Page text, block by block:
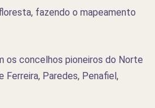
fazendo o mapeamento
os concelhos pioneiros do Norte
Ferreira, Paredes, Penafiel,